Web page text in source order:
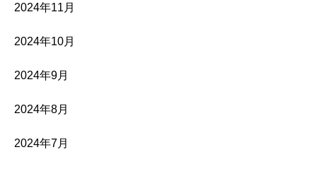
2024年11月
2024年10月
2024年9月
2024年8月
2024年7月